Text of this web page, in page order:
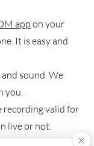
app on your
It is easy and
sound. We
you.
recording valid for
live or not.